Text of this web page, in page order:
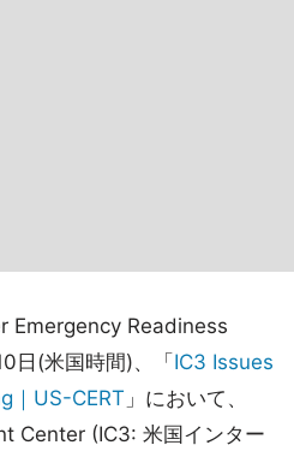
Emergency Readiness
日(米国時間)、「 IC3 Issues
｜US-CERT 」において、
Center (IC3: 米国インター